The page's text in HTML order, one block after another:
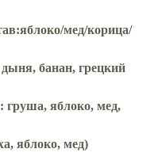
мед/корица/
дыня, банан, грецкий
груша, яблоко, мед,
яблоко, мед)